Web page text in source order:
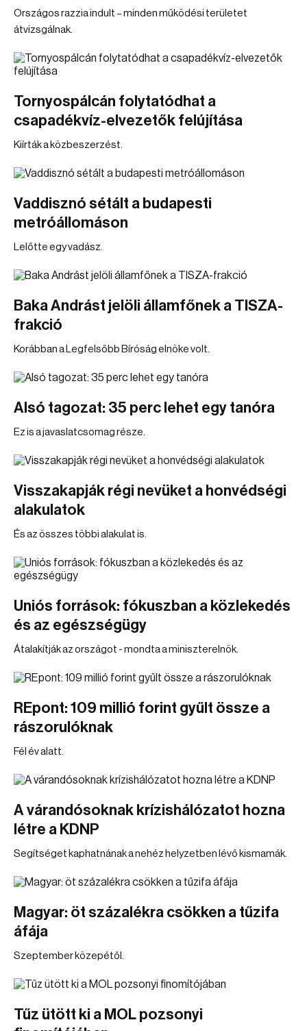
Országos razzia indult – minden működési területet
átvizsgálnak.
Tornyospálcán folytatódhat a
csapadékvíz-elvezetők felújítása
Kiírták a közbeszerzést.
Vaddisznó sétált a budapesti
metróállomáson
Lelőtte egy vadász.
Baka Andrást jelöli államfőnek a TISZA-
frakció
Korábban a Legfelsőbb Bíróság elnöke volt.
Alsó tagozat: 35 perc lehet egy tanóra
Ez is a javaslatcsomag része.
Visszakapják régi nevüket a honvédségi
alakulatok
És az összes többi alakulat is.
Uniós források: fókuszban a közlekedés
és az egészségügy
Átalakítják az országot - mondta a miniszterelnök.
REpont: 109 millió forint gyűlt össze a
rászorulóknak
Fél év alatt.
A várandósoknak krízishálózatot hozna
létre a KDNP
Segítséget kaphatnának a nehéz helyzetben lévő kismamák.
Magyar: öt százalékra csökken a tűzifa
áfája
Szeptember közepétől.
Tűz ütött ki a MOL pozsonyi